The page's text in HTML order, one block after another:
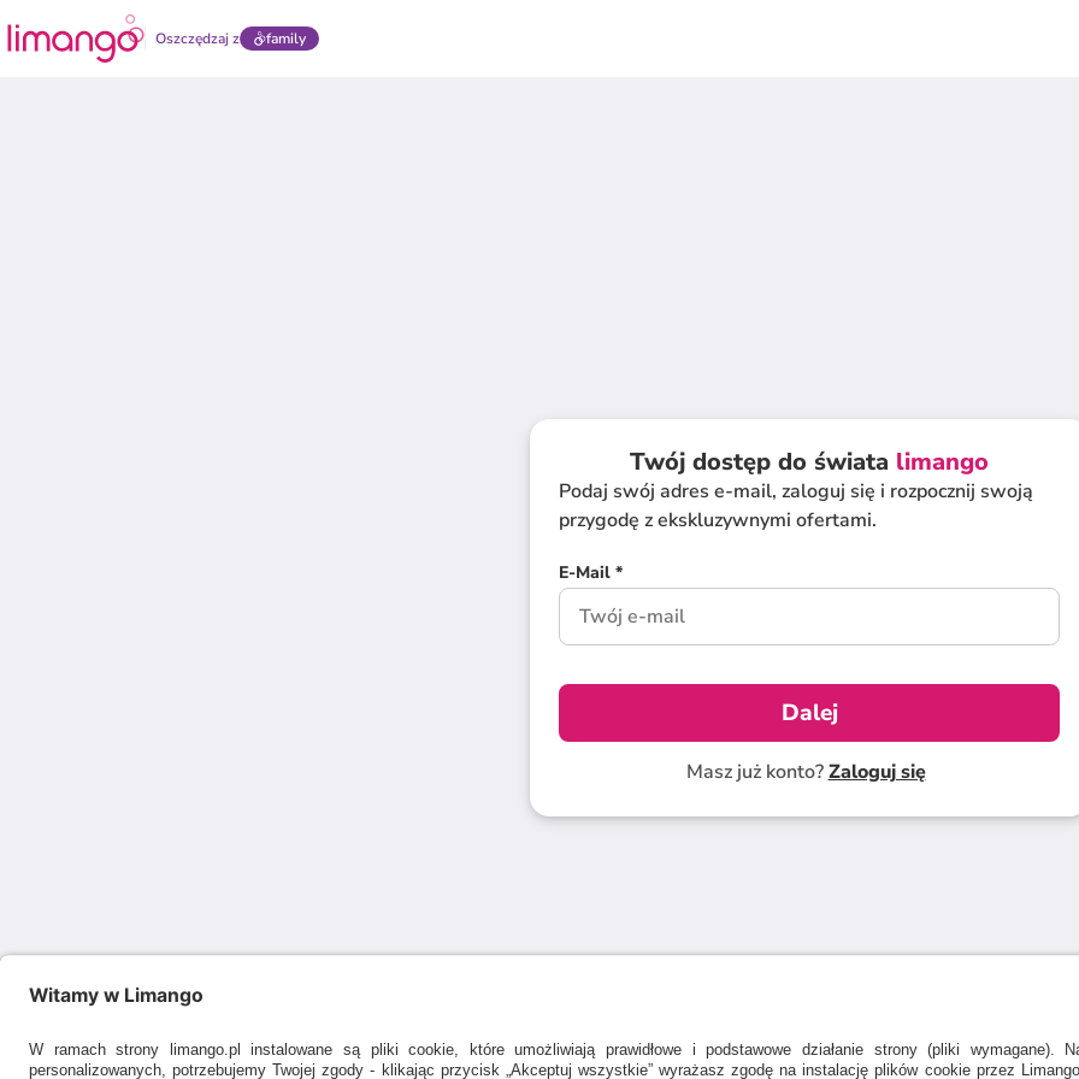
Oszczędzaj z family
Twój dostęp do świata limango
Podaj swój adres e-mail, zaloguj się i rozpocznij swoją
przygodę z ekskluzywnymi ofertami.
E-Mail *
Dalej
Masz już konto?Zaloguj się